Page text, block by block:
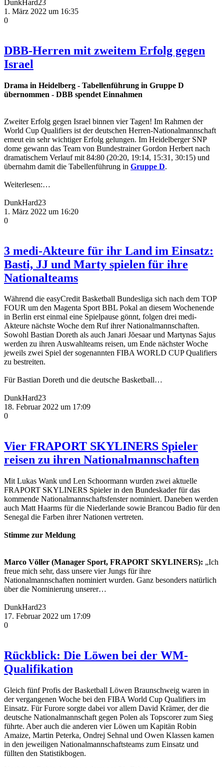
DunkHard23
1. März 2022 um 16:35
0
DBB-Herren mit zweitem Erfolg gegen
Israel
Drama in Heidelberg - Tabellenführung in Gruppe D
übernommen - DBB spendet Einnahmen
Zweiter Erfolg gegen Israel binnen vier Tagen! Im Rahmen der
World Cup Qualifiers ist der deutschen Herren-Nationalmannschaft
erneut ein sehr wichtiger Erfolg gelungen. Im Heidelberger SNP
dome gewann das Team von Bundestrainer Gordon Herbert nach
dramatischem Verlauf mit 84:80 (20:20, 19:14, 15:31, 30:15) und
übernahm damit die Tabellenführung in Gruppe D.
Weiterlesen:…
DunkHard23
1. März 2022 um 16:20
0
3 medi-Akteure für ihr Land im Einsatz:
Basti, JJ und Marty spielen für ihre
Nationalteams
Während die easyCredit Basketball Bundesliga sich nach dem TOP
FOUR um den Magenta Sport BBL Pokal an diesem Wochenende
in Berlin erst einmal eine Spielpause gönnt, folgen drei medi-
Akteure nächste Woche dem Ruf ihrer Nationalmannschaften.
Sowohl Bastian Doreth als auch Janari Jõesaar und Martynas Sajus
werden zu ihren Auswahlteams reisen, um Ende nächster Woche
jeweils zwei Spiel der sogenannten FIBA WORLD CUP Qualifiers
zu bestreiten.
Für Bastian Doreth und die deutsche Basketball…
DunkHard23
18. Februar 2022 um 17:09
0
Vier FRAPORT SKYLINERS Spieler
reisen zu ihren Nationalmannschaften
Mit Lukas Wank und Len Schoormann wurden zwei aktuelle
FRAPORT SKYLINERS Spieler in den Bundeskader für das
kommende Nationalmannschaftsfenster nominiert. Daneben werden
auch Matt Haarms für die Niederlande sowie Brancou Badio für den
Senegal die Farben ihrer Nationen vertreten.
Stimme zur Meldung
Marco Völler (Manager Sport, FRAPORT SKYLINERS): „Ich
freue mich sehr, dass unsere vier Jungs für ihre
Nationalmannschaften nominiert wurden. Ganz besonders natürlich
über die Nominierung unserer…
DunkHard23
17. Februar 2022 um 17:09
0
Rückblick: Die Löwen bei der WM-
Qualifikation
Gleich fünf Profis der Basketball Löwen Braunschweig waren in
der vergangenen Woche bei den FIBA World Cup Qualifiers im
Einsatz. Für Furore sorgte dabei vor allem David Krämer, der die
deutsche Nationalmannschaft gegen Polen als Topscorer zum Sieg
führte. Aber auch die anderen vier Löwen um Kapitän Robin
Amaize, Martin Peterka, Ondrej Sehnal und Owen Klassen kamen
in den jeweiligen Nationalmannschaftsteams zum Einsatz und
füllten den Statistikbogen.